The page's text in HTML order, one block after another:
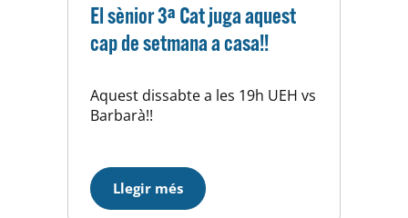
El sènior 3ª Cat juga aquest
cap de setmana a casa!!
Aquest dissabte a les 19h UEH vs
Barbarà!!
Llegir més